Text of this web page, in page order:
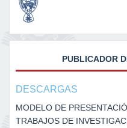
PUBLICADOR
DESCARGAS
MODELO DE
TRABAJOS DE